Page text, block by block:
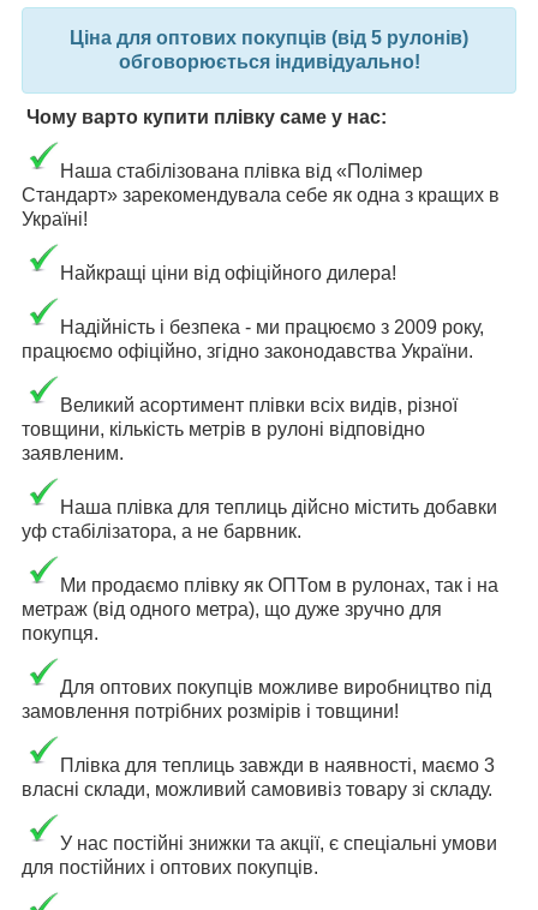
Ціна для оптових покупців (від 5 рулонів)
обговорюється індивідуально!
Чому варто купити плівку саме у нас:
Наша стабілізована плівка від «Полімер
Стандарт» зарекомендувала себе як одна з кращих в
Україні!
Найкращі ціни від офіційного дилера!
Надійність і безпека - ми працюємо з 2009 року,
працюємо офіційно, згідно законодавства України.
Великий асортимент плівки всіх видів, різної
товщини, кількість метрів в рулоні відповідно
заявленим.
Наша плівка для теплиць дійсно містить добавки
уф стабілізатора, а не барвник.
Ми продаємо плівку як ОПТом в рулонах, так і на
метраж (від одного метра), що дуже зручно для
покупця.
Для оптових покупців можливе виробництво під
замовлення потрібних розмірів і товщини!
Плівка для теплиць завжди в наявності, маємо 3
власні склади, можливий самовивіз товару зі складу.
У нас постійні знижки та акції, є спеціальні умови
для постійних і оптових покупців.